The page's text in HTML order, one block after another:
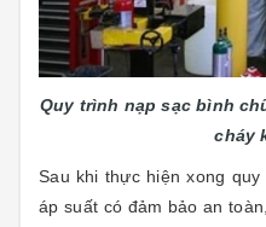
Quy trình nạp sạc bình
cháy
Sau khi thực hiện xong
áp suất có đảm bảo an